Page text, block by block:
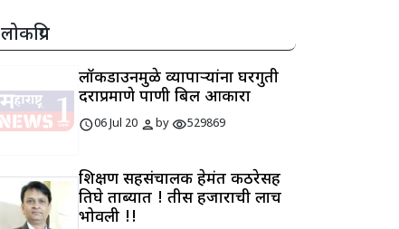
लोकप्रिय
लॉकडाउनमुळे व्यापाऱ्यांना घरगुती
दराप्रमाणे पाणी बिल आकारा
schedule06 Jul 20 personbyvisibility529869
शिक्षण सहसंचालक हेमंत कठरेसह
तिघे ताब्यात ! तीस हजाराची लाच
भोवली !!